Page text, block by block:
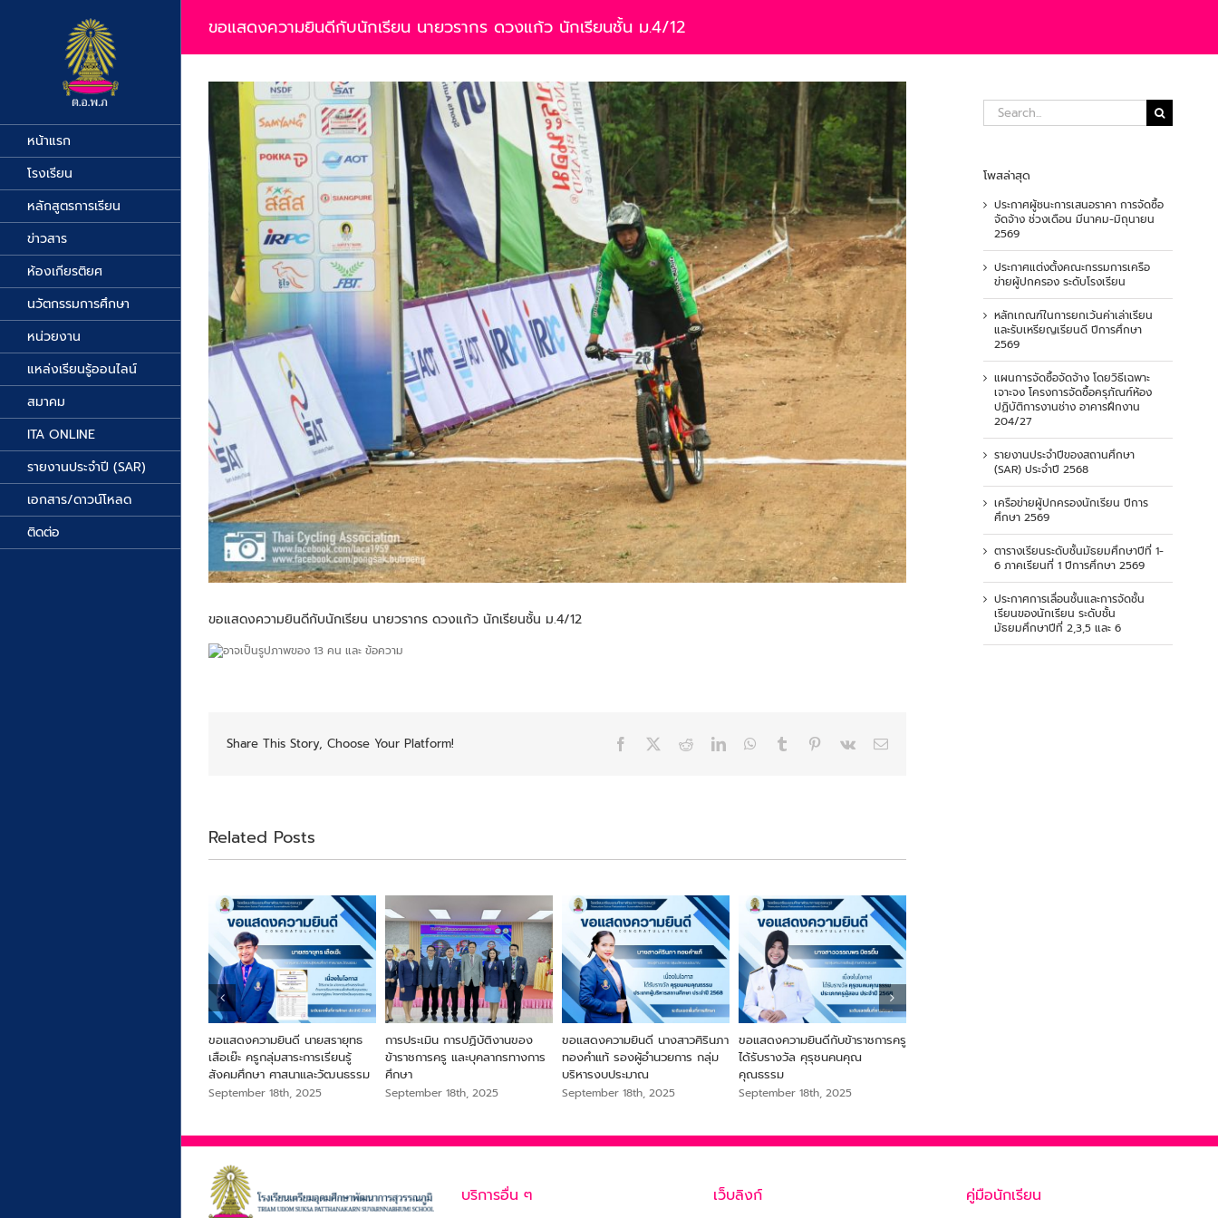
หน้าแรก
โรงเรียน
หลักสูตรการเรียน
ข่าวสาร
ห้องเกียรติยศ
นวัตกรรมการศึกษา
หน่วยงาน
แหล่งเรียนรู้ออนไลน์
สมาคม
ITA ONLINE
รายงานประจำปี (SAR)
เอกสาร/ดาวน์โหลด
ติดต่อ
ขอแสดงความยินดีกับนักเรียน นายวรากร ดวงแก้ว นักเรียนชั้น ม.4/12
Larger
ขอแสดงความยินดีกับนักเรียน นายวรากร ดวงแก้ว นักเรียนชั้น ม.4/12
Share This Story, Choose Your Platform! Facebook RedditLinkedInWhatsApp
Tumblr Pinterest
Vk Email
Related Posts
ขอแสดงความยินดี นายสรายุทธ
เสือเย๊ะ ครูกลุ่มสาระการเรียนรู้
สังคมศึกษา ศาสนาและวัฒนธรรม
September 18th, 2025
การประเมิน การปฏิบัติงานของ
ข้าราชการครู และบุคลากรทางการ
ศึกษา
September 18th, 2025
ขอแสดงความยินดี นางสาวศิรินภา
ทองคำแท้ รองผู้อำนวยการ กลุ่ม
บริหารงบประมาณ
September 18th, 2025
ขอแสดงความยินดีกับข้าราชการครู
ได้รับรางวัล คุรุชนคนคุณ
คุณธรรม
September 18th, 2025
Search
for:
โพสล่าสุด
ประกาศผู้ชนะการเสนอราคา การจัดซื้อ
จัดจ้าง ช่วงเดือน มีนาคม-มิถุนายน
2569
ประกาศแต่งตั้งคณะกรรมการเครือ
ข่ายผู้ปกครอง ระดับโรงเรียน
หลักเกณฑ์ในการยกเว้นค่าเล่าเรียน
และรับเหรียญเรียนดี ปีการศึกษา
2569
แผนการจัดซื้อจัดจ้าง โดยวิธีเฉพาะ
เจาะจง โครงการจัดซื้อครุภัณฑ์ห้อง
ปฏิบัติการงานช่าง อาคารฝึกงาน
204/27
รายงานประจำปีของสถานศึกษา
(SAR) ประจำปี 2568
เครือข่ายผู้ปกครองนักเรียน ปีการ
ศึกษา 2569
ตารางเรียนระดับชั้นมัธยมศึกษาปีที่ 1-
6 ภาคเรียนที่ 1 ปีการศึกษา 2569
ประกาศการเลื่อนชั้นและการจัดชั้น
เรียนของนักเรียน ระดับชั้น
มัธยมศึกษาปีที่ 2,3,5 และ 6
บริการอื่น ๆ เว็บลิงก์ คู่มือนักเรียน